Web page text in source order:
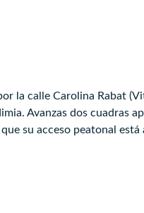
la calle Carolina Rabat
Avanzas dos cuadras
su acceso peatonal está